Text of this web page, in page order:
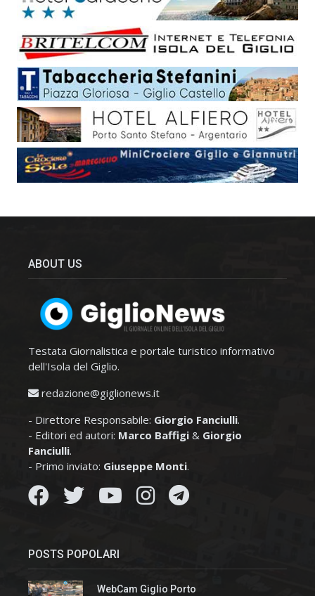
ABOUT US
Testata Giornalistica e portale turistico informativo
dell'Isola del Giglio.
redazione@giglionews.it
- Direttore Responsabile: Giorgio Fanciulli.
- Editori ed autori: Marco Baffigi & Giorgio
Fanciulli.
- Primo inviato: Giuseppe Monti.
POSTS POPOLARI
WebCam Giglio Porto